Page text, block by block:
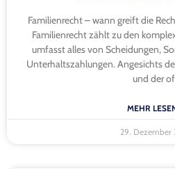
Familienrecht – wann greift die
Familienrecht zählt zu den
umfasst alles von Scheidungen,
Unterhaltszahlungen. Angesichts
und der
MEHR
29. Dezember